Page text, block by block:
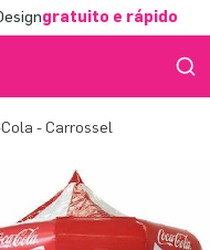
gratuito e rápido
- Carrossel